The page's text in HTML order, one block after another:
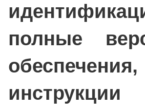
полные